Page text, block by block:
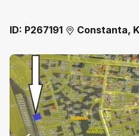
ID: P267191 Constanta,